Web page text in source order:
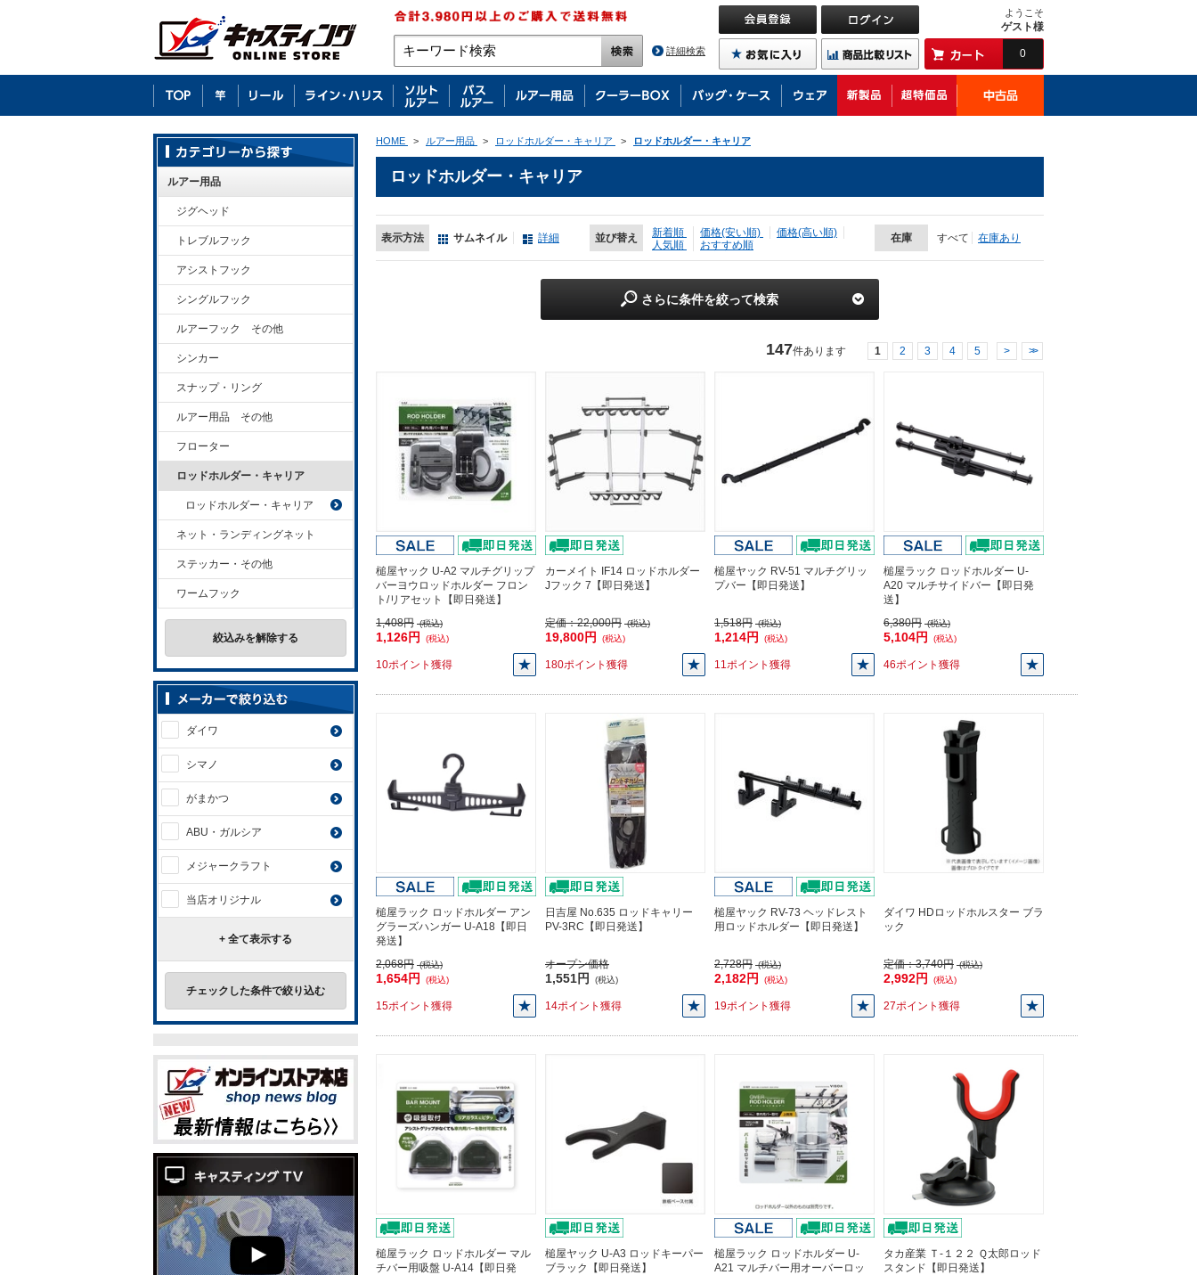
詳細検索
ようこそ
ゲスト様
0
HOME > ルアー用品 > ロッドホルダー・キャリア > ロッドホルダー・キャリア
ロッドホルダー・キャリア
表示方法 サムネイル 詳細 並び替え 新着順 価格(安い順)
価格(高い順)
人気順
おすすめ順
在庫 すべて 在庫あり
さらに条件を絞って検索
147件あります 1 2 3 4 5 > >>
槌屋ヤック U-A2 マルチグリップ
バーヨウロッドホルダー フロン
ト/リアセット【即日発送】
1,408円 (税込)
1,126円 (税込)
10ポイント獲得
カーメイト IF14 ロッドホルダー
Jフック 7【即日発送】
定価：22,000円 (税込)
19,800円 (税込)
180ポイント獲得
槌屋ヤック RV-51 マルチグリッ
プバー【即日発送】
1,518円 (税込)
1,214円 (税込)
11ポイント獲得
槌屋ラック ロッドホルダー U-
A20 マルチサイドバー【即日発
送】
6,380円 (税込)
5,104円 (税込)
46ポイント獲得
槌屋ラック ロッドホルダー アン
グラーズハンガー U-A18【即日
発送】
2,068円 (税込)
1,654円 (税込)
15ポイント獲得
日吉屋 No.635 ロッドキャリー
PV-3RC【即日発送】
オープン価格
1,551円 (税込)
14ポイント獲得
槌屋ヤック RV-73 ヘッドレスト
用ロッドホルダー【即日発送】
2,728円 (税込)
2,182円 (税込)
19ポイント獲得
ダイワ HDロッドホルスター ブラ
ック
定価：3,740円 (税込)
2,992円 (税込)
27ポイント獲得
槌屋ラック ロッドホルダー マル
チバー用吸盤 U-A14【即日発
槌屋ヤック U-A3 ロッドキーパー
ブラック【即日発送】
槌屋ラック ロッドホルダー U-
A21 マルチバー用オーバーロッ
タカ産業 Ｔ-１２２ Ｑ太郎ロッド
スタンド【即日発送】
ルアー用品
ジグヘッド
トレブルフック
アシストフック
シングルフック
ルアーフック その他
シンカー
スナップ・リング
ルアー用品 その他
フローター
ロッドホルダー・キャリア
ロッドホルダー・キャリア
ネット・ランディングネット
ステッカー・その他
ワームフック
絞込みを解除する
ダイワ
シマノ
がまかつ
ABU・ガルシア
メジャークラフト
当店オリジナル
+ 全て表示する
チェックした条件で絞り込む